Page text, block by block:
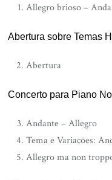
Allegro brioso –
Abertura sobre Temas
Abertura
Concerto para Piano
Andante – Allegro
Tema e Variações:
Allegro ma non